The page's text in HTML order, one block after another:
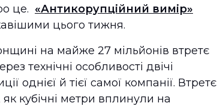
це. «Антикорупційний вимір»
цього тижня.
на майже 27 мільйонів втретє
технічні особливості двічі
однієї й тієї самої компанії. Втретє
кубічні метри вплинули на